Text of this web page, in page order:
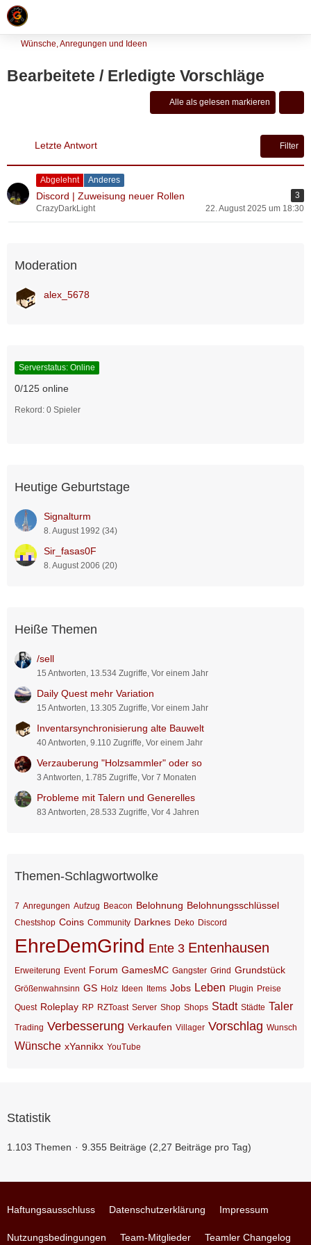
Wünsche, Anregungen und Ideen
Bearbeitete / Erledigte Vorschläge
Alle als gelesen markieren
Letzte Antwort Filter
Abgelehnt Anderes
Discord | Zuweisung neuer Rollen
3
CrazyDarkLight
22. August 2025 um 18:30
Moderation
alex_5678
Serverstatus: Online
0/125 online
Rekord: 0 Spieler
Heutige Geburtstage
Signalturm
8. August 1992 (34)
Sir_fasas0F
8. August 2006 (20)
Heiße Themen
/sell
15 Antworten, 13.534 Zugriffe, Vor einem Jahr
Daily Quest mehr Variation
15 Antworten, 13.305 Zugriffe, Vor einem Jahr
Inventarsynchronisierung alte Bauwelt
40 Antworten, 9.110 Zugriffe, Vor einem Jahr
Verzauberung "Holzsammler" oder so
3 Antworten, 1.785 Zugriffe, Vor 7 Monaten
Probleme mit Talern und Generelles
83 Antworten, 28.533 Zugriffe, Vor 4 Jahren
Themen-Schlagwortwolke
7 Anregungen Aufzug Beacon Belohnung Belohnungsschlüssel
Chestshop Coins Community Darknes Deko Discord
EhreDemGrind Ente 3 Entenhausen
Erweiterung Event Forum GamesMC Gangster Grind Grundstück
Größenwahnsinn GS Holz Ideen Items Jobs Leben Plugin Preise
Quest Roleplay RP RZToast Server Shop Shops Stadt Städte Taler
Trading Verbesserung Verkaufen Villager Vorschlag Wunsch
Wünsche xYannikx YouTube
Statistik
1.103 Themen 9.355 Beiträge (2,27 Beiträge pro Tag)
Haftungsausschluss Datenschutzerklärung Impressum
Nutzungsbedingungen Team-Mitglieder Teamler Changelog